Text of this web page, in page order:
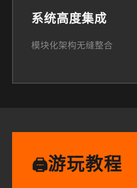
系统高度集成
模块化架构无缝整合
🖨️游玩教程